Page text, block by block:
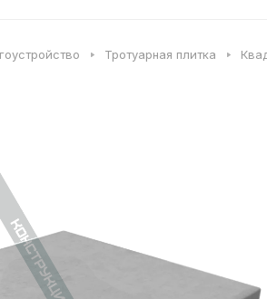
Тротуарная плитка